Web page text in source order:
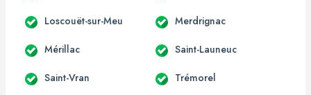
Loscouët-sur-Meu Merdrignac
Mérillac Saint-Launeuc
Saint-Vran Trémorel